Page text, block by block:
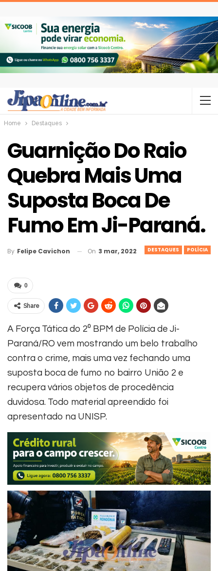
Home Destaques
Guarnição Do Raio
Quebra Mais Uma
Suposta Boca De
Fumo Em Ji-Paraná.
DESTAQUES POLÍCIA
By Felipe Cavichon On 3 mar, 2022
0
Share
A Força Tática do 2⁰ BPM de Polícia de Ji-
Paraná/RO vem mostrando um belo trabalho
contra o crime, mais uma vez fechando uma
suposta boca de fumo no bairro União 2 e
recupera vários objetos de procedência
duvidosa. Todo material apreendido foi
apresentado na UNISP.